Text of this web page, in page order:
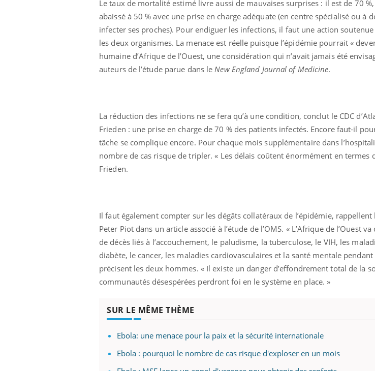
Le taux de mortalité estimé livre aussi de mauvaises surprises : il est de 70
abaissé à 50 % avec une prise en charge adéquate (en centre spécialisé ou à
infecter ses proches). Pour endiguer les infections, il faut une action
les deux organismes. La menace est réelle puisque l’épidémie pourrait «
humaine d’Afrique de l’Ouest, une considération qui n’avait jamais été
auteurs de l’étude parue dans le New England Journal of Medicine.
La réduction des infections ne se fera qu’à une condition, conclut le CDC
Frieden : une prise en charge de 70 % des patients infectés. Encore faut-il
tâche se complique encore. Pour chaque mois supplémentaire dans
nombre de cas risque de tripler. « Les délais coûtent énormément en termes
Frieden.
Il faut également compter sur les dégâts collatéraux de l’épidémie, rappellent
Peter Piot dans un article associé à l’étude de l’OMS. « L’Afrique de l’Ouest
de décès liés à l’accouchement, le paludisme, la tuberculose, le VIH, les
diabète, le cancer, les maladies cardiovasculaires et la santé mentale pendant
précisent les deux hommes. « Il existe un danger d’effondrement total de la
communautés désespérées perdront foi en le système en place. »
SUR LE MÊME THÈME
Ebola: une menace pour la paix et la sécurité internationale
Ebola : pourquoi le nombre de cas risque d'exploser en un mois